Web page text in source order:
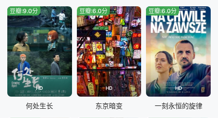
HD
豆瓣:9.0分
何处生长
HD
豆瓣:6.0分
东京暗变
HD
豆瓣:6.0分
一刻永恒的旋律